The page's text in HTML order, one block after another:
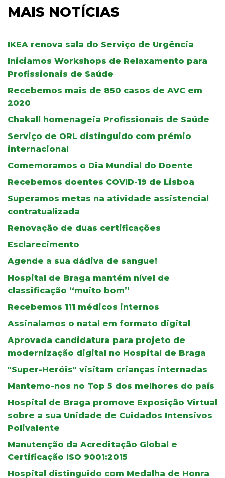
MAIS NOTÍCIAS
IKEA renova sala do Serviço de Urgência
Iniciamos Workshops de Relaxamento para
Profissionais de Saúde
Recebemos mais de 850 casos de AVC em
2020
Chakall homenageia Profissionais de Saúde
Serviço de ORL distinguido com prémio
internacional
Comemoramos o Dia Mundial do Doente
Recebemos doentes COVID-19 de Lisboa
Superamos metas na atividade assistencial
contratualizada
Renovação de duas certificações
Esclarecimento
Agende a sua dádiva de sangue!
Hospital de Braga mantém nível de
classificação “muito bom”
Recebemos 111 médicos internos
Assinalamos o natal em formato digital
Aprovada candidatura para projeto de
modernização digital no Hospital de Braga
"Super-Heróis" visitam crianças internadas
Mantemo-nos no Top 5 dos melhores do país
Hospital de Braga promove Exposição Virtual
sobre a sua Unidade de Cuidados Intensivos
Polivalente
Manutenção da Acreditação Global e
Certificação ISO 9001:2015
Hospital distinguido com Medalha de Honra